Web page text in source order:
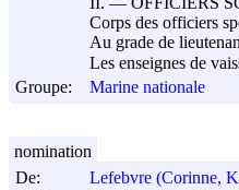
Corps des officiers
Au grade de
Les enseignes de
Groupe:
Marine nationale
De:
Lefebvre (Corinne,
nomination